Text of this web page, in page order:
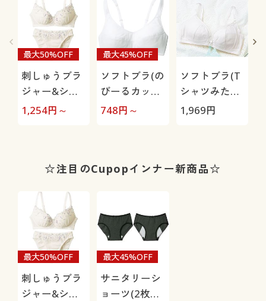
刺しゅうブラ
ジャー&ショ
ーツペア(ワイ
最大50%OFF
1,254円～
ソフトブラ(の
びーるカップ)
(ワイヤーな
最大45%OFF
748円～
ソフトブラ(T
シャツみたい
なブラ®)(ノ
1,969円
☆注目のCupopインナー新商品☆
刺しゅうブラ
ジャー&ショ
最大50%OFF
サニタリーシ
ョーツ(2枚組)
最大45%OFF